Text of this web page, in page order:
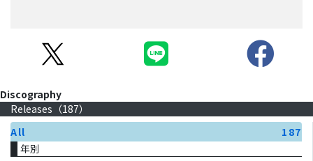
Discography
Releases（187）
All
187
年別